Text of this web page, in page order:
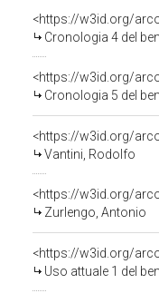
<https://w3id.org/
Cronologia 4 del
<https://w3id.org/
Cronologia 5 del
<https://w3id.org/
Vantini, Rodolfo
<https://w3id.org/
Zurlengo, Antonio
<https://w3id.org/
Uso attuale 1 del